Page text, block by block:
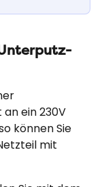
ein 230V
können Sie
mit